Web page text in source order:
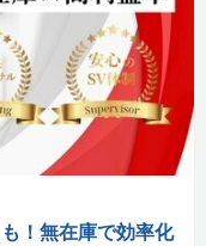
！無在庫で効率化